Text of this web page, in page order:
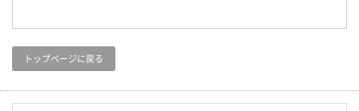
トップページに戻る